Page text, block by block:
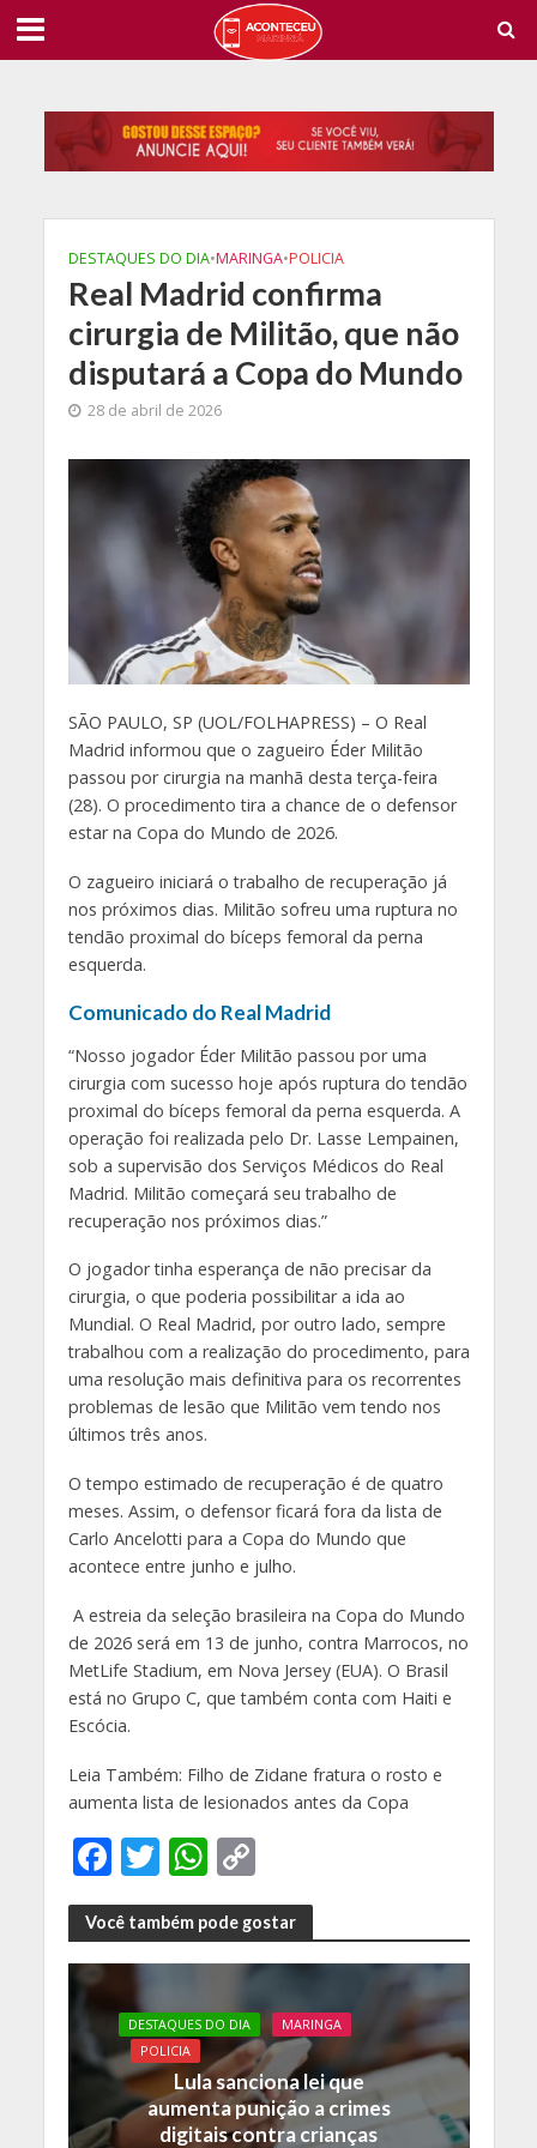
DESTAQUES DO DIA•MARINGA•POLICIA
Real Madrid confirma
cirurgia de Militão, que não
disputará a Copa do Mundo
28 de abril de 2026
SÃO PAULO, SP (UOL/FOLHAPRESS) – O Real
Madrid informou que o zagueiro Éder Militão
passou por cirurgia na manhã desta terça-feira
(28). O procedimento tira a chance de o defensor
estar na Copa do Mundo de 2026.
O zagueiro iniciará o trabalho de recuperação já
nos próximos dias. Militão sofreu uma ruptura no
tendão proximal do bíceps femoral da perna
esquerda.
Comunicado do Real Madrid
“Nosso jogador Éder Militão passou por uma
cirurgia com sucesso hoje após ruptura do tendão
proximal do bíceps femoral da perna esquerda. A
operação foi realizada pelo Dr. Lasse Lempainen,
sob a supervisão dos Serviços Médicos do Real
Madrid. Militão começará seu trabalho de
recuperação nos próximos dias.”
O jogador tinha esperança de não precisar da
cirurgia, o que poderia possibilitar a ida ao
Mundial. O Real Madrid, por outro lado, sempre
trabalhou com a realização do procedimento, para
uma resolução mais definitiva para os recorrentes
problemas de lesão que Militão vem tendo nos
últimos três anos.
O tempo estimado de recuperação é de quatro
meses. Assim, o defensor ficará fora da lista de
Carlo Ancelotti para a Copa do Mundo que
acontece entre junho e julho.
A estreia da seleção brasileira na Copa do Mundo
de 2026 será em 13 de junho, contra Marrocos, no
MetLife Stadium, em Nova Jersey (EUA). O Brasil
está no Grupo C, que também conta com Haiti e
Escócia.
Leia Também: Filho de Zidane fratura o rosto e
aumenta lista de lesionados antes da Copa
F
ac
e
b
o
o
k
T
w
itt
er
W
h
at
s
A
p
p
C
o
p
y
Li
n
k
Você também pode gostar
DESTAQUES DO DIA
MARINGA
POLICIA
Lula sanciona lei que
aumenta punição a crimes
digitais contra crianças